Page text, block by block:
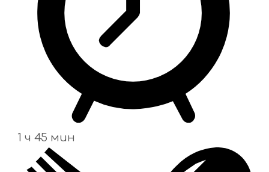
1 ч 45 мин